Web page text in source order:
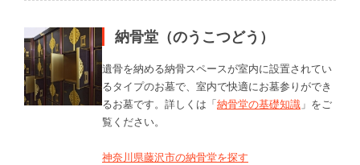
納骨堂（のうこつどう）
遺骨を納める納骨スペースが室内に設置されてい
るタイプのお墓で、室内で快適にお墓参りができ
るお墓です。詳しくは「納骨堂の基礎知識 」をご
覧ください。
神奈川県藤沢市の納骨堂を探す